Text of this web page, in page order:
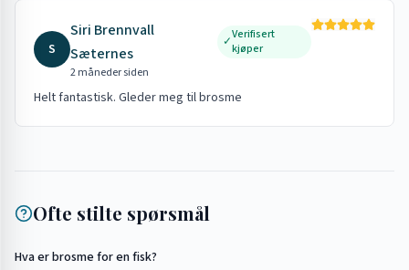
S
Siri Brennvall
Sæternes
✓Verifisert
kjøper
2 måneder siden
Helt fantastisk. Gleder meg til brosme
Ofte stilte spørsmål
Hva er brosme for en fisk?